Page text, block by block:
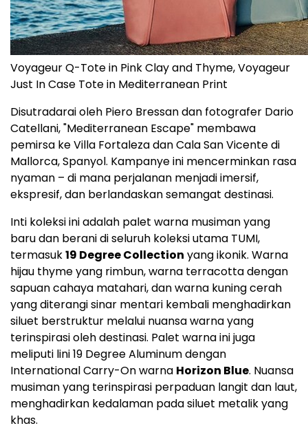
Voyageur Q-Tote in Pink Clay and Thyme, Voyageur
Just In Case Tote in Mediterranean Print
Disutradarai oleh Piero Bressan dan fotografer Dario
Catellani, "Mediterranean Escape" membawa
pemirsa ke Villa Fortaleza dan Cala San Vicente di
Mallorca, Spanyol. Kampanye ini mencerminkan rasa
nyaman – di mana perjalanan menjadi imersif,
ekspresif, dan berlandaskan semangat destinasi.
Inti koleksi ini adalah palet warna musiman yang
baru dan berani di seluruh koleksi utama TUMI,
termasuk19 Degree Collection yang ikonik. Warna
hijau thyme yang rimbun, warna terracotta dengan
sapuan cahaya matahari, dan warna kuning cerah
yang diterangi sinar mentari kembali menghadirkan
siluet berstruktur melalui nuansa warna yang
terinspirasi oleh destinasi. Palet warna ini juga
meliputi lini 19 Degree Aluminum dengan
International Carry-On warna Horizon Blue. Nuansa
musiman yang terinspirasi perpaduan langit dan laut,
menghadirkan kedalaman pada siluet metalik yang
khas.